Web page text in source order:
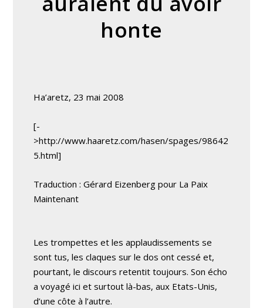
honte
Ha’aretz, 23 mai 2008
[-
>http://www.haaretz.com/hasen/spages/98642
5.html]
Traduction : Gérard Eizenberg pour La Paix
Maintenant
Les trompettes et les applaudissements se
sont tus, les claques sur le dos ont cessé et,
pourtant, le discours retentit toujours. Son écho
a voyagé ici et surtout là-bas, aux Etats-Unis,
d’une côte à l’autre.